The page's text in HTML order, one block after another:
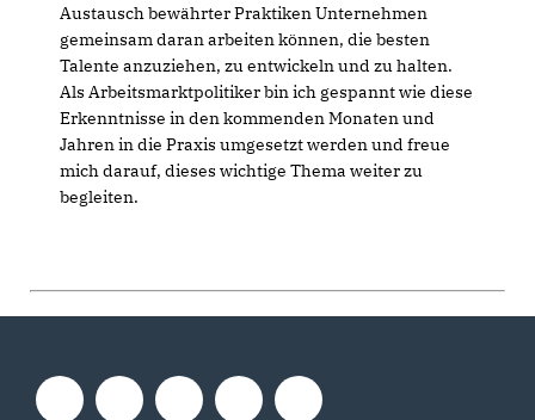
Austausch bewährter Praktiken Unternehmen
gemeinsam daran arbeiten können, die besten
Talente anzuziehen, zu entwickeln und zu halten.
Als Arbeitsmarktpolitiker bin ich gespannt wie diese
Erkenntnisse in den kommenden Monaten und
Jahren in die Praxis umgesetzt werden und freue
mich darauf, dieses wichtige Thema weiter zu
begleiten.